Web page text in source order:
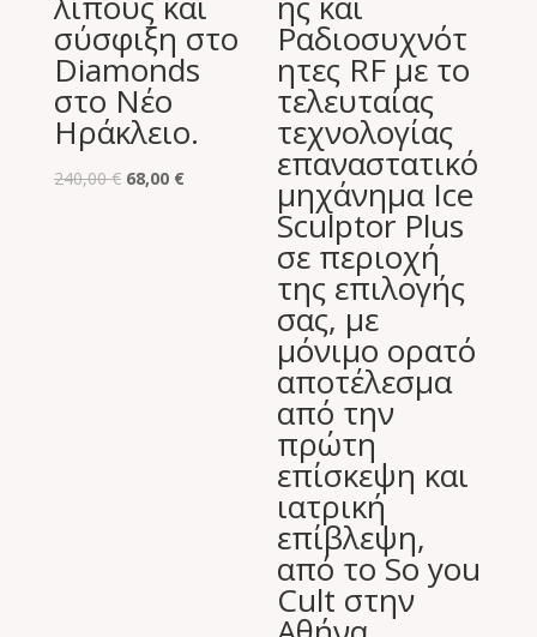
σύσφιξη στο
Diamonds
στο Νέο
Ηράκλειο.
240,00€ Original
68,00 €Η
Ραδιοσυχνότ
ητες RF με το
τελευταίας
τεχνολογίας
επαναστατικό
μηχάνημα Ice
Sculptor Plus
σε περιοχή
της επιλογής
σας, με
μόνιμο ορατό
αποτέλεσμα
από την
πρώτη
επίσκεψη και
ιατρική
επίβλεψη,
από το So you
Cult στην